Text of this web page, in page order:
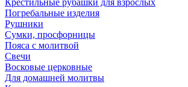
Крестильные рубашки для взрослых
Погребальные изделия
Рушники
Сумки, просфорницы
Пояса с молитвой
Свечи
Восковые церковные
Для домашней молитвы